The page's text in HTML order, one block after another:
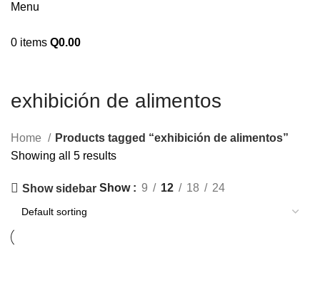
Menu
0 items Q0.00
exhibición de alimentos
Home
Products tagged “exhibición de alimentos”
Showing all 5 results
Show sidebar Show 9 12 18 24